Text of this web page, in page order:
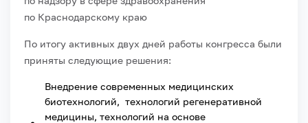
по Краснодарскому краю
По итогу активных двух дней работы конгресса были
приняты следующие решения:
Внедрение современных медицинских
биотехнологий, технологий регенеративной
медицины, технологий на основе